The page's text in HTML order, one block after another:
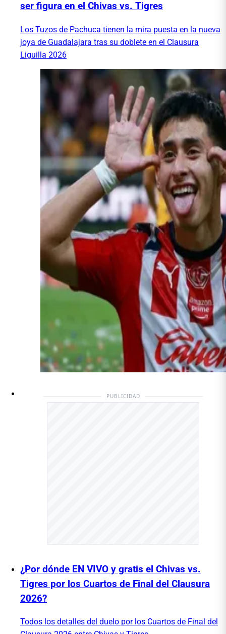
ser figura en el Chivas vs. Tigres
Los Tuzos de Pachuca tienen la mira puesta en la nueva
joya de Guadalajara tras su doblete en el Clausura
Liguilla 2026
PUBLICIDAD
¿Por dónde EN VIVO y gratis el Chivas vs.
Tigres por los Cuartos de Final del Clausura
2026?
Todos los detalles del duelo por los Cuartos de Final del